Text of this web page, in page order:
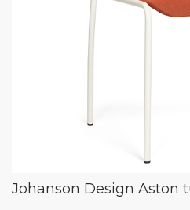
Johanson Design Aston